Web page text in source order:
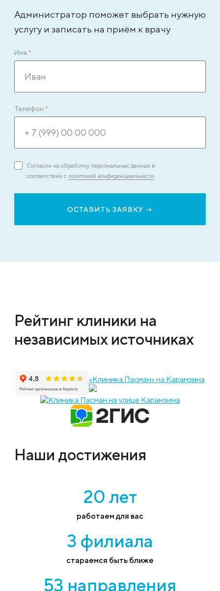
Администратор поможет выбрать нужную
услугу и записать на приём к врачу
Имя *
Телефон *
Согласен на обработку персональных данных в
соответствии с политикой конфиденциальности
Рейтинг клиники на
независимых источниках
«Клиника Пасман» на Карамзина
Наши достижения
20 лет
работаем для вас
3 филиала
стараемся быть ближе
53 направления